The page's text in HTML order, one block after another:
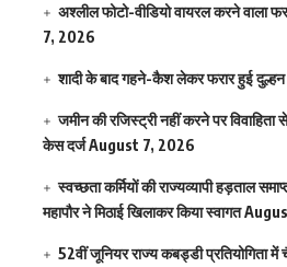
अश्लील फोटो-वीडियो वायरल करने वाला
7, 2026
शादी के बाद गहने-कैश लेकर फरार हुई दुल्हन
जमीन की रजिस्ट्री नहीं करने पर
केस दर्जAugust 7, 2026
स्वच्छता कर्मियों की राज्यव्यापी हड़ताल
महापौर ने मिठाई खिलाकर किया स्वागत
52वीं जूनियर राज्य कबड्डी प्रतियोगिता में